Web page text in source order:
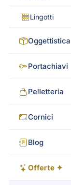
Lingotti
Oggettistica
Portachiavi
Pelletteria
Cornici
Blog
Offerte ✦